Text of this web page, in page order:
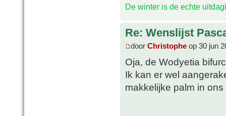
De winter is de echte
Re: Wenslijst
door Christophe op 30 jun
Oja, de Wodyetia
Ik kan er wel
makkelijke palm in